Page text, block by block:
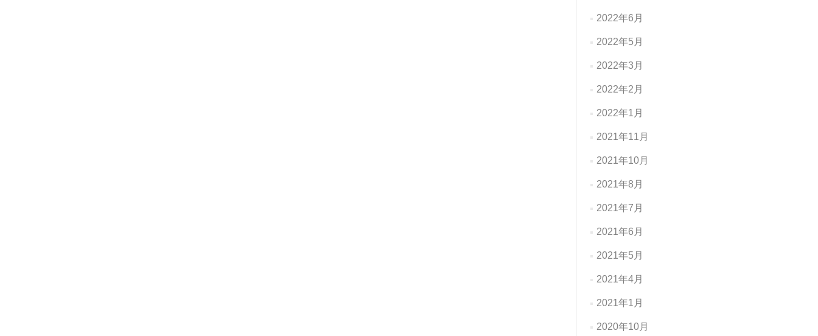
2022年6月
2022年5月
2022年3月
2022年2月
2022年1月
2021年11月
2021年10月
2021年8月
2021年7月
2021年6月
2021年5月
2021年4月
2021年1月
2020年10月